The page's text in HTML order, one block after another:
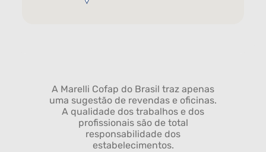
A Marelli Cofap do Brasil traz apenas
uma sugestão de revendas e oficinas.
A qualidade dos trabalhos e dos
profissionais são de total
responsabilidade dos
estabelecimentos.